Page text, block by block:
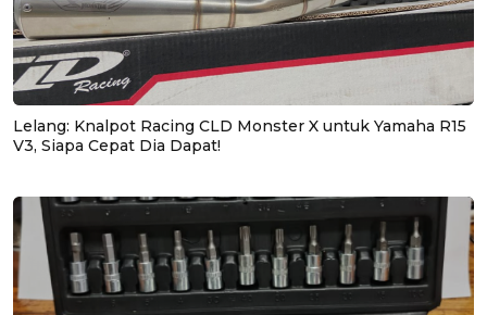
Lelang: Knalpot Racing CLD Monster X untuk Yamaha R15
V3, Siapa Cepat Dia Dapat!